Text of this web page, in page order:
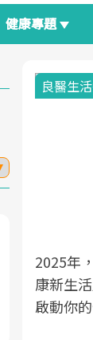
健康專題
我與健
良醫健
透過醫
亞健康